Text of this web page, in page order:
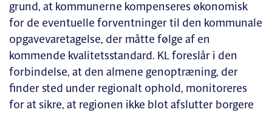
grund, at kommunerne kompenseres økonomisk
for de eventuelle forventninger til den kommunale
opgavevaretagelse, der måtte følge af en
kommende kvalitetsstandard. KL foreslår i den
forbindelse, at den almene genoptræning, der
finder sted under regionalt ophold, monitoreres
for at sikre, at regionen ikke blot afslutter borgere